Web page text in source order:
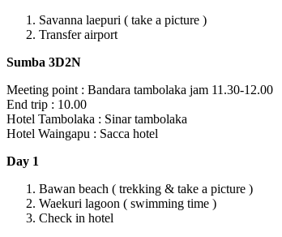
Savanna laepuri ( take a picture )
Transfer airport
Sumba 3D2N
Meeting point : Bandara tambolaka jam 11.30-12.00
End trip : 10.00
Hotel Tambolaka : Sinar tambolaka
Hotel Waingapu : Sacca hotel
Day 1
Bawan beach ( trekking & take a picture )
Waekuri lagoon ( swimming time )
Check in hotel